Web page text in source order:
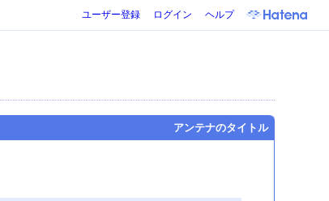
ユーザー登録 ログイン ヘルプ
アンテナのタイトル